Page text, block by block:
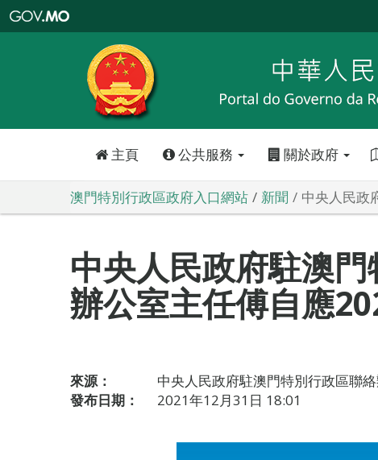
特
政
區
政
口
主頁 公共服務 關於政府
澳門特別行政區政府入口網站 新聞 中央人民政
中央人民政府駐澳
辦公室主任傅自應
來源：
中央人民政府駐澳門特別行政區聯
發布日期：
2021年12月31日 18:01